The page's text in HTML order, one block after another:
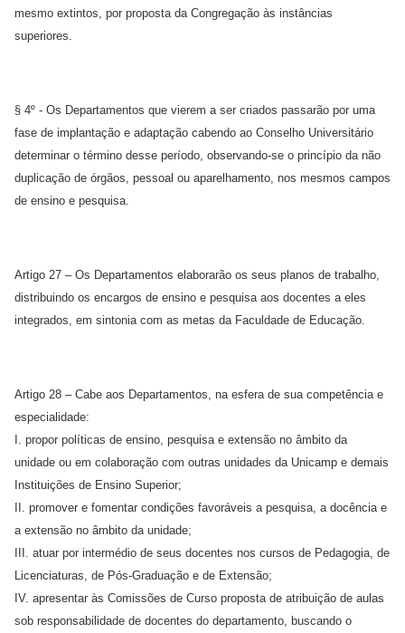
mesmo extintos, por proposta da Congregação às instâncias
superiores.
§ 4º - Os Departamentos que vierem a ser criados passarão por uma
fase de implantação e adaptação cabendo ao Conselho Universitário
determinar o término desse período, observando-se o princípio da não
duplicação de órgãos, pessoal ou aparelhamento, nos mesmos campos
de ensino e pesquisa.
Artigo 27 – Os Departamentos elaborarão os seus planos de trabalho,
distribuindo os encargos de ensino e pesquisa aos docentes a eles
integrados, em sintonia com as metas da Faculdade de Educação.
Artigo 28 – Cabe aos Departamentos, na esfera de sua competência e
especialidade:
I. propor políticas de ensino, pesquisa e extensão no âmbito da
unidade ou em colaboração com outras unidades da Unicamp e demais
Instituições de Ensino Superior;
II. promover e fomentar condições favoráveis a pesquisa, a docência e
a extensão no âmbito da unidade;
III. atuar por intermédio de seus docentes nos cursos de Pedagogia, de
Licenciaturas, de Pós-Graduação e de Extensão;
IV. apresentar às Comissões de Curso proposta de atribuição de aulas
sob responsabilidade de docentes do departamento, buscando o